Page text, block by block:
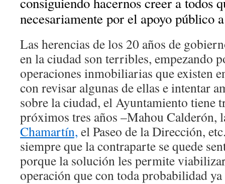
necesariamente por el apoyo público
Las herencias de los 20 años de
en la ciudad son terribles, empezando
operaciones inmobiliarias que existen
con revisar algunas de ellas e intentar
sobre la ciudad, el Ayuntamiento tiene
próximos tres años –Mahou Calderón,
Chamartín, el Paseo de la Dirección,
siempre que la contraparte se quede
porque la solución les permite
operación que con toda probabilidad